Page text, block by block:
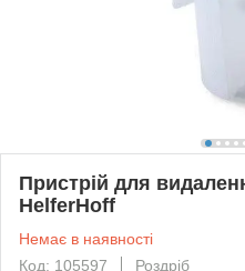
Пристрій для
HelferHoff
Немає в наявності
Код: 105597
Роздріб